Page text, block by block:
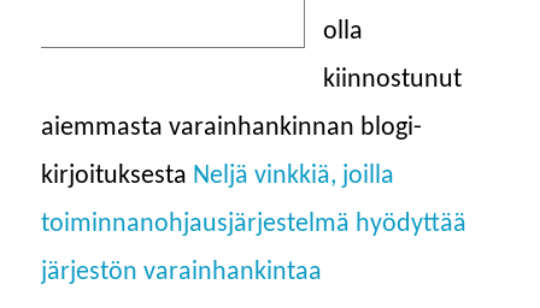
olla
kiinnostunut
aiemmasta varainhankinnan blogi-
kirjoituksesta Neljä vinkkiä, joilla
toiminnanohjausjärjestelmä hyödyttää
järjestön varainhankintaa